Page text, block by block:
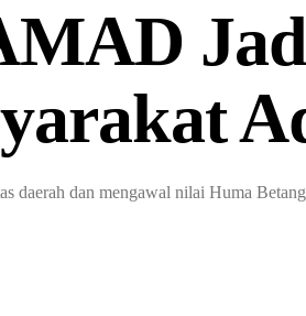
dan mengawal nilai Huma